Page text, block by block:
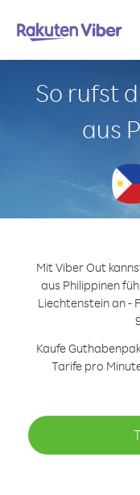
So rufst
aus
Mit Viber Out
aus Philippinen
Liechtenstein an -
Kaufe
Tarife pro